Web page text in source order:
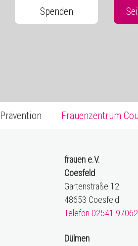
Spenden
Prävention Frauenzentrum
frauen e.V.
Coesfeld
Gartenstraße 12
48653 Coesfeld
Telefon 02541
Dülmen